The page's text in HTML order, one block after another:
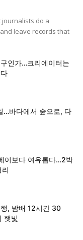
journalists do a
leave records that
인가…크리에이터는
…바다에서 숲으로, 다
이보다 여유롭다…2박
리
, 밤배 12시간 30
햇빛